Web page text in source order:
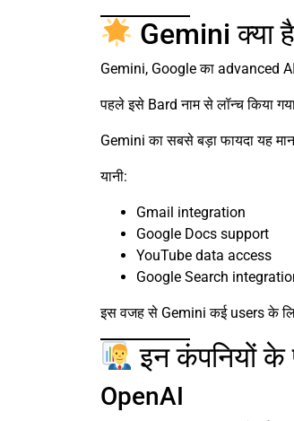
Gemini क्या
Gemini, Google का advanced
पहले इसे Bard नाम से लॉन्च किया
Gemini का सबसे बड़ा फायदा यह
यानी:
Gmail integration
Google Docs support
YouTube data access
Google Search
इस वजह से Gemini कई users के
इन कंपनियों के
OpenAI